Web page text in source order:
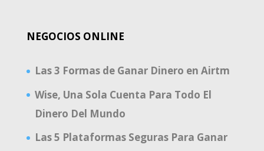
NEGOCIOS ONLINE
Las 3 Formas de Ganar Dinero en Airtm
Wise, Una Sola Cuenta Para Todo El
Dinero Del Mundo
Las 5 Plataformas Seguras Para Ganar